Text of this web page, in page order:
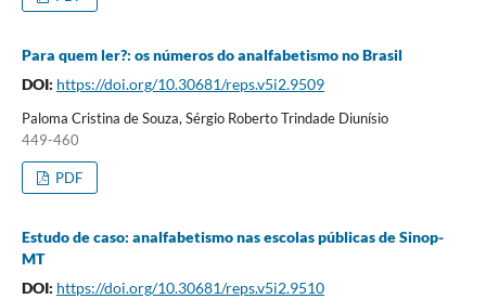
Para quem ler?: os números do analfabetismo no Brasil
DOI: https://doi.org/10.30681/reps.v5i2.9509
Paloma Cristina de Souza, Sérgio Roberto Trindade Diunísio
449-460
PDF
Estudo de caso: analfabetismo nas escolas públicas de Sinop-
MT
DOI: https://doi.org/10.30681/reps.v5i2.9510